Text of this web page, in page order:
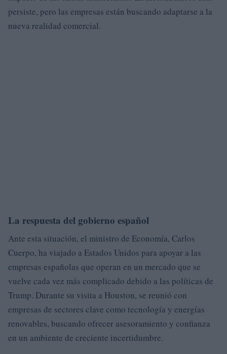
persiste, pero las empresas están buscando adaptarse a la
nueva realidad comercial.
La respuesta del gobierno español
Ante esta situación, el ministro de Economía, Carlos
Cuerpo, ha viajado a Estados Unidos para apoyar a las
empresas españolas que operan en un mercado que se
vuelve cada vez más complicado debido a las políticas de
Trump. Durante su visita a Houston, se reunió con
empresas de sectores clave como tecnología y energías
renovables, buscando ofrecer asesoramiento y confianza
en un ambiente de creciente incertidumbre.